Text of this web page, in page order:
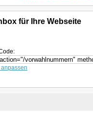
für Ihre Webseite
anpassen